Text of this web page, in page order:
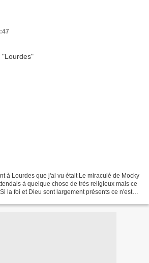
à Lourdes que j'ai vu était Le miraculé de Mocky
à quelque chose de très religieux mais ce
la foi et Dieu sont largement présents ce n'est